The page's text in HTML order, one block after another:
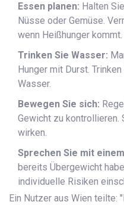
Essen planen: Halten
Nüsse oder Gemüse.
wenn Heißhunger kommt.
Trinken Sie Wasser:
Hunger mit Durst.
Wasser.
Bewegen Sie sich:
Gewicht zu
wirken.
Sprechen Sie mit
bereits Übergewicht
individuelle Risiken
Ein Nutzer aus Wien teilte: